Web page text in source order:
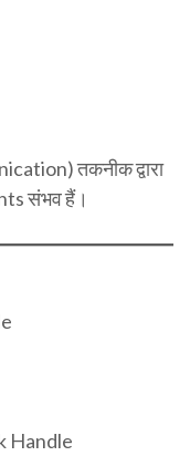
तकनीक द्वारा
संभव हैं।
Handle